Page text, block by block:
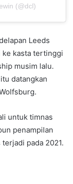
(@dcl)
Leeds
ke kasta tertinggi
musim lalu.
datangkan
untuk timnas
penampilan
pada 2021.